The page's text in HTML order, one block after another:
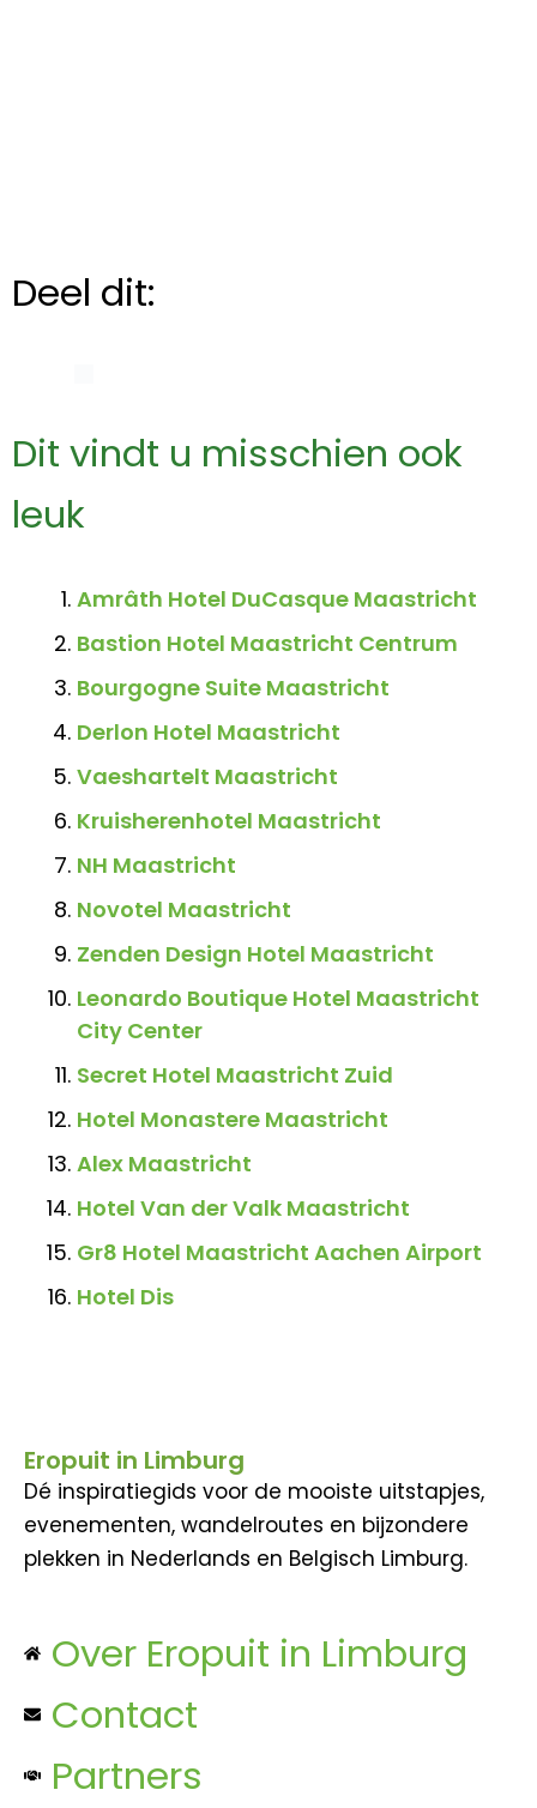
Deel dit:
Dit vindt u misschien ook
leuk
Amrâth Hotel DuCasque Maastricht
Bastion Hotel Maastricht Centrum
Bourgogne Suite Maastricht
Derlon Hotel Maastricht
Vaeshartelt Maastricht
Kruisherenhotel Maastricht
NH Maastricht
Novotel Maastricht
Zenden Design Hotel Maastricht
Leonardo Boutique Hotel Maastricht
City Center
Secret Hotel Maastricht Zuid
Hotel Monastere Maastricht
Alex Maastricht
Hotel Van der Valk Maastricht
Gr8 Hotel Maastricht Aachen Airport
Hotel Dis
Eropuit in Limburg
Dé inspiratiegids voor de mooiste uitstapjes,
evenementen, wandelroutes en bijzondere
plekken in Nederlands en Belgisch Limburg.
Over Eropuit in Limburg
Contact
Partners